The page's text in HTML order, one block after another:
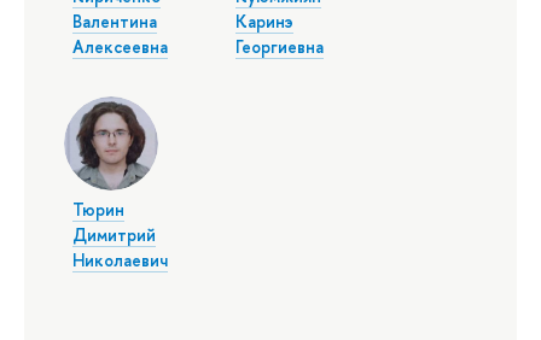
Валентина
Алексеевна
Каринэ
Георгиевна
Тюрин
Димитрий
Николаевич